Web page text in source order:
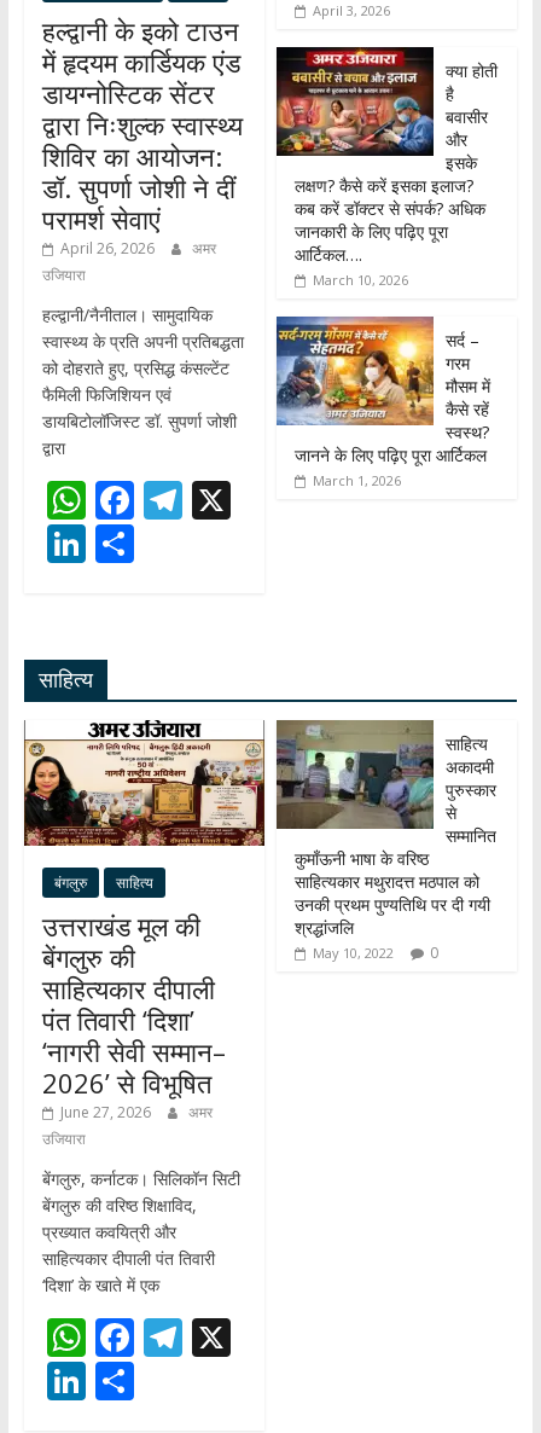
हल्द्वानी के इको टाउन
में हृदयम कार्डियक एंड
डायग्नोस्टिक सेंटर
द्वारा निःशुल्क स्वास्थ्य
शिविर का आयोजन:
डॉ. सुपर्णा जोशी ने दीं
परामर्श सेवाएं
April 26, 2026
अमर
उजियारा
हल्द्वानी/नैनीताल। सामुदायिक
स्वास्थ्य के प्रति अपनी प्रतिबद्धता
को दोहराते हुए, प्रसिद्ध कंसल्टेंट
फैमिली फिजिशियन एवं
डायबिटोलॉजिस्ट डॉ. सुपर्णा जोशी
द्वारा
W
h
at
A
p
p
F
ac
e
o
k
T
m
X
Li
e
dI
n
S
April 3, 2026
क्या होती
है
बवासीर
और
इसके
लक्षण? कैसे करें इसका इलाज?
कब करें डॉक्टर से संपर्क? अधिक
जानकारी के लिए पढ़िए पूरा
आर्टिकल….
March 10, 2026
सर्द –
गरम
मौसम में
कैसे रहें
स्वस्थ?
जानने के लिए पढ़िए पूरा आर्टिकल
March 1, 2026
साहित्य
बंगलुरु साहित्य
उत्तराखंड मूल की
बेंगलुरु की
साहित्यकार दीपाली
पंत तिवारी ‘दिशा’
‘नागरी सेवी सम्मान–
2026’ से विभूषित
June 27, 2026
अमर
उजियारा
बेंगलुरु, कर्नाटक। सिलिकॉन सिटी
बेंगलुरु की वरिष्ठ शिक्षाविद,
प्रख्यात कवयित्री और
साहित्यकार दीपाली पंत तिवारी
‘दिशा’ के खाते में एक
W
h
at
F
ac
e
T X
Li S
साहित्य
अकादमी
पुरुस्कार
से
सम्मानित
कुमाँऊनी भाषा के वरिष्ठ
साहित्यकार मथुरादत्त मठपाल को
उनकी प्रथम पुण्यतिथि पर दी गयी
श्रद्धांजलि
May 10, 2022 0